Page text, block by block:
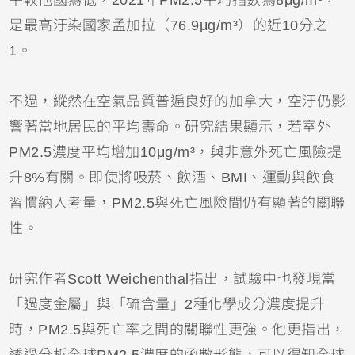
是最高汙染國家孟加拉（76.9μg/m³）的近10分之
1。
不過，縱然在空氣品質普遍良好的加拿大，空汙仍影
響著當地居民的平均壽命。研究結果顯示，若室外
PM2.5濃度平均增加10μg/m³，與非意外死亡風險提
升8%有關。即使將吸菸、飲酒、BMI、運動與飲食
習慣納入考量，PM2.5與死亡風險間仍有顯著的關聯
性。
研究作者Scott Weichenthal指出，試驗中也發現當
「過度金屬」與「硫含量」2種化學成分濃度提升
時，PM2.5與死亡率之間的關聯性更強。他更指出，